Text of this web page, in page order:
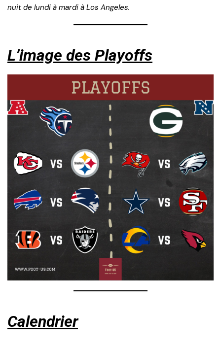
nuit de lundi à mardi à Los Angeles.
L’image des Playoffs
Calendrier